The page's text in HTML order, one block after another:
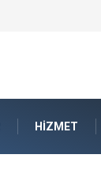
HIZMET